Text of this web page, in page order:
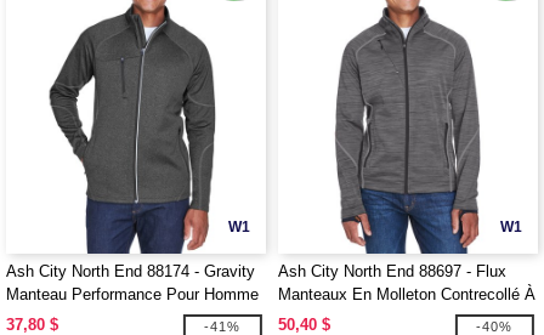
W1
Ash City North End 88174 - Gravity
Manteau Performance Pour Homme
En Molleton
37,80 $ -41%
W1
Ash City North End 88697 - Flux
Manteaux En Molleton Contrecollé À
Motif Mélangé Pour Homme
50,40 $ -40%